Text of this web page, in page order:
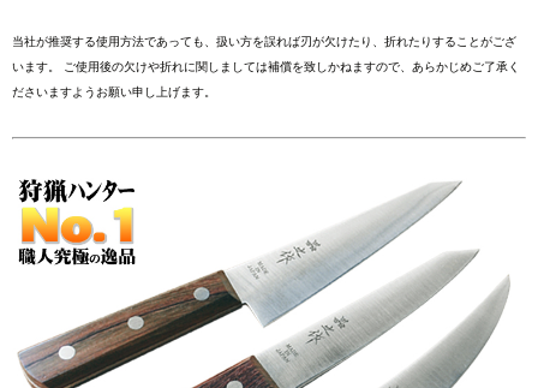
当社が推奨する使用方法であっても、扱い方を誤れば刃が欠けたり、折れたりすることがござ
います。 ご使用後の欠けや折れに関しましては補償を致しかねますので、あらかじめご了承く
ださいますようお願い申し上げます。